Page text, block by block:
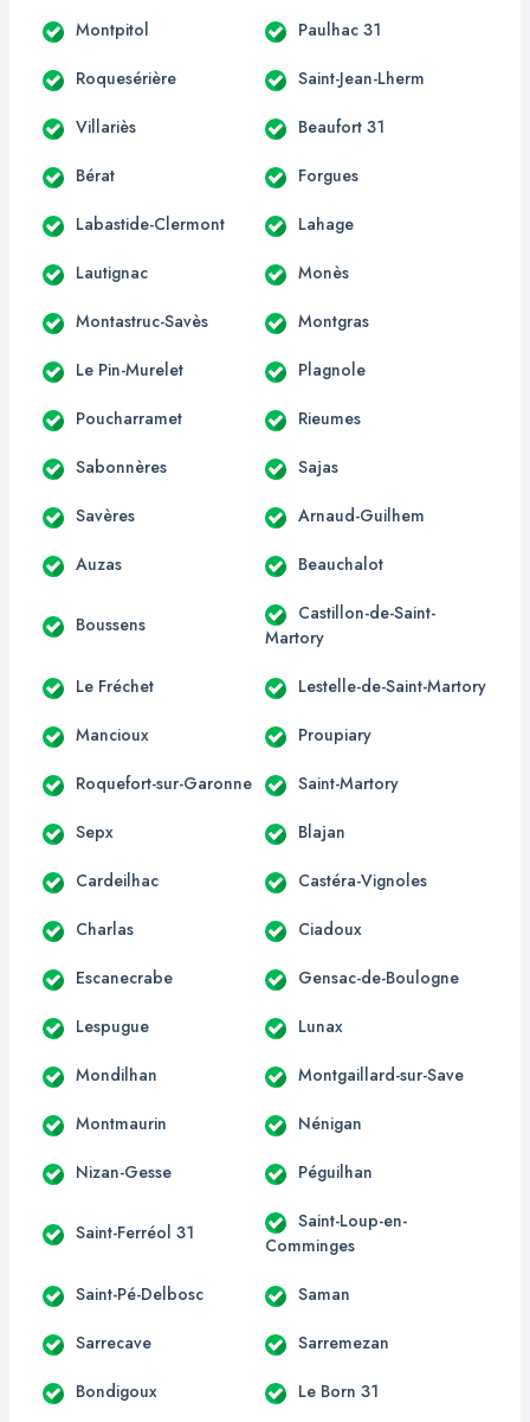
Montpitol Paulhac 31
Roquesérière Saint-Jean-Lherm
Villariès Beaufort 31
Bérat Forgues
Labastide-Clermont Lahage
Lautignac Monès
Montastruc-Savès Montgras
Le Pin-Murelet Plagnole
Poucharramet Rieumes
Sabonnères Sajas
Savères Arnaud-Guilhem
Auzas Beauchalot
Boussens
Castillon-de-Saint-
Martory
Le Fréchet Lestelle-de-Saint-Martory
Mancioux Proupiary
Roquefort-sur-Garonne Saint-Martory
Sepx Blajan
Cardeilhac Castéra-Vignoles
Charlas Ciadoux
Escanecrabe Gensac-de-Boulogne
Lespugue Lunax
Mondilhan Montgaillard-sur-Save
Montmaurin Nénigan
Nizan-Gesse Péguilhan
Saint-Ferréol 31
Saint-Loup-en-
Comminges
Saint-Pé-Delbosc Saman
Sarrecave Sarremezan
Bondigoux Le Born 31